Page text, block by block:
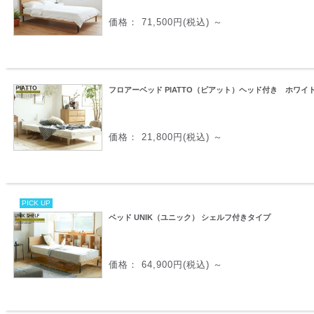
価格： 71,500円(税込) ～
フロアーベッド PIATTO（ピアット）ヘッド付き ホワイ
価格： 21,800円(税込) ～
PICK UP
ベッド UNIK（ユニック） シェルフ付きタイプ
価格： 64,900円(税込) ～